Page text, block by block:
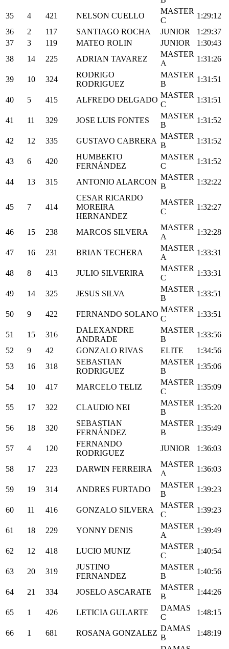
35 4 421 NELSON CUELLO
MASTER
C
1:29:12
36
2 117 SANTIAGO ROCHA JUNIOR
1:29:37
37
3 119 MATEO ROLIN JUNIOR
1:30:43
38
14 225 ADRIAN TAVAREZ
MASTER
A
1:31:26
39 10 324
RODRIGO
RODRIGUEZ
MASTER
B
1:31:51
40 5 415 ALFREDO DELGADO
MASTER
C
1:31:51
41 11 329 JOSE LUIS FONTES
MASTER
B
1:31:52
42 12 335 GUSTAVO CABRERA
MASTER
B
1:31:52
43 6 420
HUMBERTO
FERNÁNDEZ
MASTER
C
1:31:52
44 13 315 ANTONIO ALARCON
MASTER
B
1:32:22
45 7 414
CESAR RICARDO
MOREIRA
HERNANDEZ
MASTER
C
1:32:27
46 15 238 MARCOS SILVERA
MASTER
A
1:32:28
47 16 231 BRIAN TECHERA
MASTER
A
1:33:31
48 8 413 JULIO SILVERIRA
MASTER
C
1:33:31
49 14 325 JESUS SILVA
MASTER
B
1:33:51
50 9 422 FERNANDO SOLANO
MASTER
C
1:33:51
51 15 316
DALEXANDRE
ANDRADE
MASTER
B
1:33:56
52
9 42 GONZALO RIVAS ELITE
1:34:56
53
16 318
SEBASTIAN
RODRIGUEZ
MASTER
B
1:35:06
54 10 417 MARCELO TELIZ
MASTER
C
1:35:09
55 17 322 CLAUDIO NEI
MASTER
B
1:35:20
56 18 320
SEBASTIAN
FERNÁNDEZ
MASTER
B
1:35:49
57 4 120
FERNANDO
RODRIGUEZ
JUNIOR 1:36:03
58 17 223 DARWIN FERREIRA
MASTER
A
1:36:03
59 19 314 ANDRES FURTADO
MASTER
B
1:39:23
60 11 416 GONZALO SILVERA
MASTER
C
1:39:23
61 18 229 YONNY DENIS
MASTER
A
1:39:49
62 12 418 LUCIO MUNIZ
MASTER
C
1:40:54
63 20 319
JUSTINO
FERNANDEZ
MASTER
B
1:40:56
64 21 334 JOSELO ASCARATE
MASTER
B
1:44:26
65 1 426 LETICIA GULARTE
DAMAS
C
1:48:15
66 1 681 ROSANA GONZALEZ
DAMAS
B
1:48:19